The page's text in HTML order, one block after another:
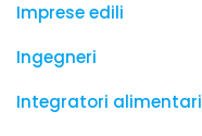
Imprese edili
Ingegneri
Integratori alimentari